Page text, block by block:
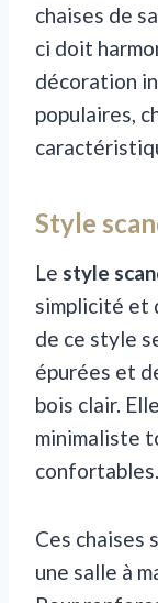
chaises de
ci doit
décoration
populaires,
Style
Le style
simplicité et
de ce style
épurées et
bois clair.
minimaliste
confortables.
Ces chaises
une salle à